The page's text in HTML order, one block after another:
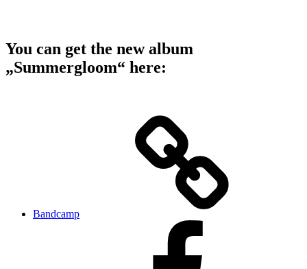
You can get the new album
„Summergloom“ here:
Bandcamp